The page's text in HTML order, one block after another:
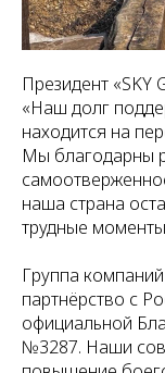
Президент
«Наш долг
находится на
Мы благодарны
наша страна
трудные
Группа
партнёрство с
официальной
№3287. Наши